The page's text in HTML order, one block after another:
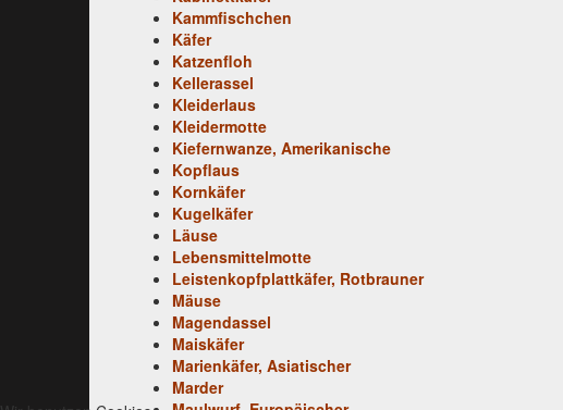
Kammfischchen
Käfer
Katzenfloh
Kellerassel
Kleiderlaus
Kleidermotte
Kiefernwanze, Amerikanische
Kopflaus
Kornkäfer
Kugelkäfer
Läuse
Lebensmittelmotte
Leistenkopfplattkäfer, Rotbrauner
Mäuse
Magendassel
Maiskäfer
Marienkäfer, Asiatischer
Marder